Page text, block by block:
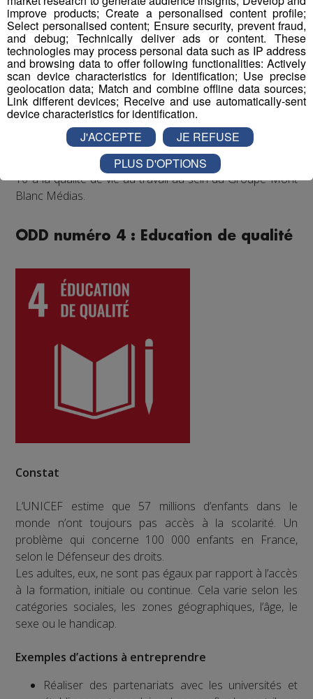
partenaires comme les Pionniers de Chamonix ou le FC
Annecy, festivals de musique...) qui accroissent la
cohésion d'équipe et renforcent les liens entre
collègues.
Enfin, un questionnaire bien-être envoyé chaque année
à tous les collaborateurs permet d'identifier les
difficultés qui pourraient être rencontrées par les
différents salariés, et d'y remédier. Au mois de juin 2022,
les collaborateurs ont donné une note globale de 8 sur
10 à la qualité de vie au travail au sein du Groupe Mont
Blanc Médias.
ODD numéro 4 : Education de qualité
Constat
L’UNICEF estime que 57 millions d’enfants dans le
monde n’ont toujours pas accès à la scolarité. Un
problème qui concerne 100 000 enfants en France,
selon le Défenseur des droits.
Les adultes, eux, ne sont pas égaux par rapport à l’accès
à la formation, initiale ou continue. Cela varie selon les
catégories sociales, les zones géographiques, l’âge, le
sexe ou le handicap.
Exemples d’actions à entreprendre
Réaliser des partenariats avec les universités et
improve products; Create a personalised content profile;
Select personalised content; Ensure security, prevent fraud,
and debug; Technically deliver ads or content. These
technologies may process personal data such as IP address
and browsing data to offer following functionalities: Actively
scan device characteristics for identification; Use precise
geolocation data; Match and combine offline data sources;
Link different devices; Receive and use automatically-sent
device characteristics for identification.
J'ACCEPTE
JE REFUSE
PLUS D'OPTIONS